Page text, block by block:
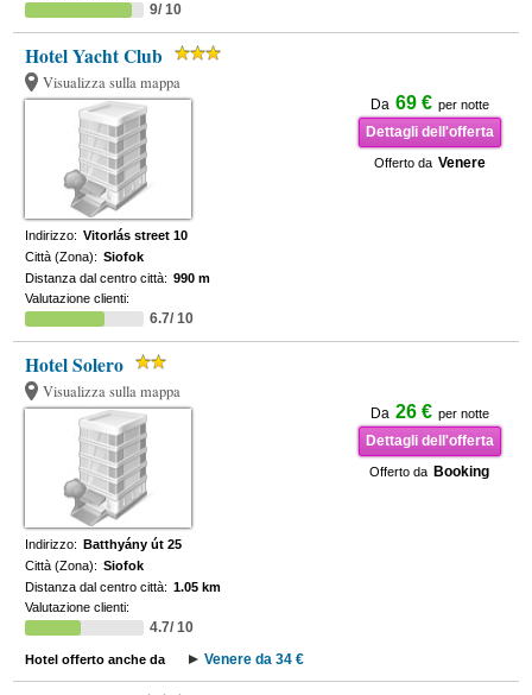
9/ 10
Hotel Yacht Club
Visualizza sulla mappa
Da 69 € per notte
Dettagli dell'offerta
Offerto da Venere
Indirizzo: Vitorlás street 10
Città (Zona): Siofok
Distanza dal centro città: 990 m
Valutazione clienti:
6.7/ 10
Hotel Solero
Visualizza sulla mappa
Da 26 € per notte
Dettagli dell'offerta
Offerto da Booking
Indirizzo: Batthyány út 25
Città (Zona): Siofok
Distanza dal centro città: 1.05 km
Valutazione clienti:
4.7/ 10
Hotel offerto anche da Venere da 34 €